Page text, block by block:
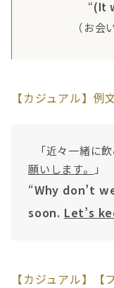
“(It
（お会
【カジュアル】例
「近々一緒に飲
願いします。
」
“Why don’t
soon. Let’s
【カジュアル】【